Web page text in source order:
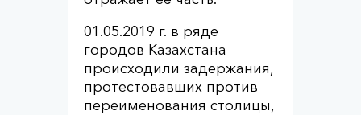
01.05.2019 г. в ряде
городов Казахстана
происходили задержания,
протестовавших против
переименования столицы,